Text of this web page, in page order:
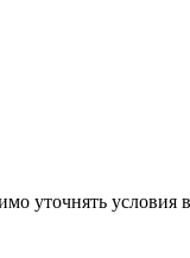
уточнять условия